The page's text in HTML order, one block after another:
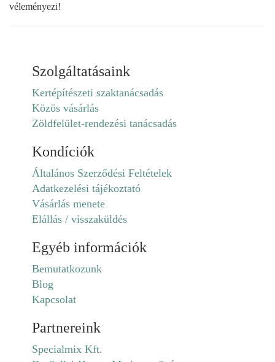
véleményezi!
Szolgáltatásaink
Kertépítészeti szaktanácsadás
Közös vásárlás
Zöldfelület-rendezési tanácsadás
Kondíciók
Általános Szerződési Feltételek
Adatkezelési tájékoztató
Vásárlás menete
Elállás / visszaküldés
Egyéb információk
Bemutatkozunk
Blog
Kapcsolat
Partnereink
Specialmix Kft.